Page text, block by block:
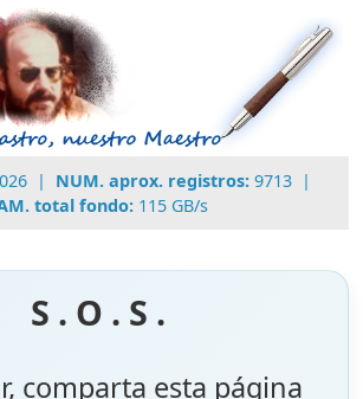
| NUM. aprox. registros: 9713 |
total fondo: 115 GB/s
S . O . S .
comparta esta página